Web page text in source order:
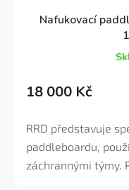
Nafukovací
18 000 Kč
RRD představuje
paddleboardu,
záchrannými týmy.